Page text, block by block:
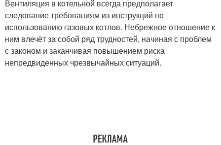
Вентиляция в котельной всегда предполагает
следование требованиям из инструкций по
использованию газовых котлов. Небрежное отношение к
ним влечёт за собой ряд трудностей, начиная с проблем
с законом и заканчивая повышением риска
непредвиденных чрезвычайных ситуаций.